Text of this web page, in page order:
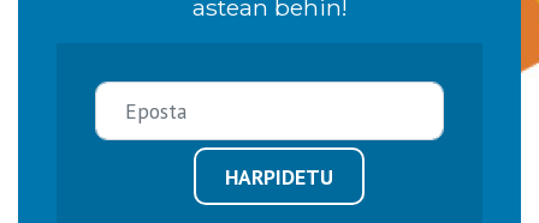
astean behin!
HARPIDETU